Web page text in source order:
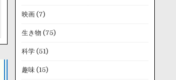
映画(7)
生き物 (75)
科学(51)
趣味(15)